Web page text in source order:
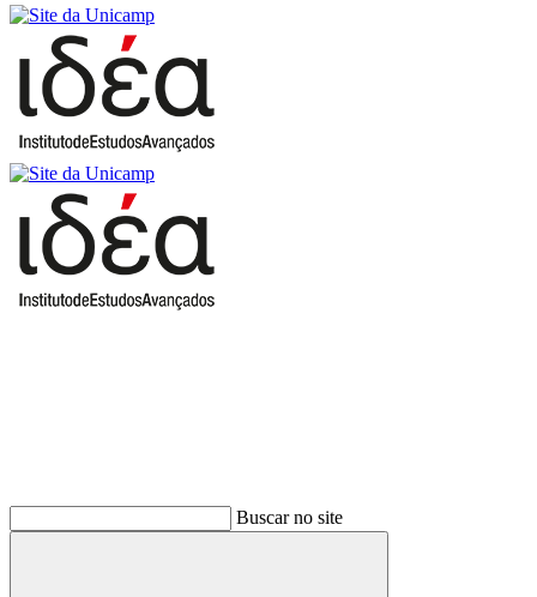
Buscar no site